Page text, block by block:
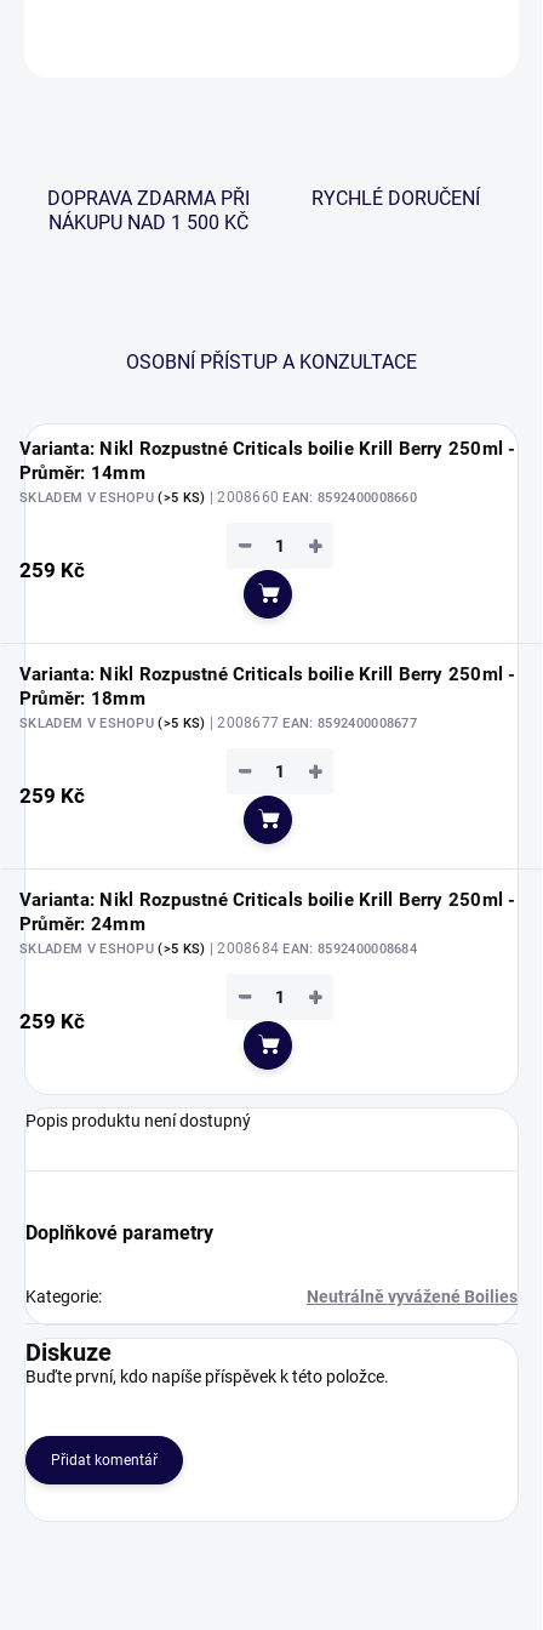
DOPRAVA ZDARMA PŘI
NÁKUPU NAD 1 500 KČ
RYCHLÉ DORUČENÍ
OSOBNÍ PŘÍSTUP A KONZULTACE
Varianta: Nikl Rozpustné Criticals boilie Krill Berry 250ml -
Průměr: 14mm
SKLADEM V ESHOPU(>5 KS) | 2008660EAN: 8592400008660
259 Kč
+
−
Do košíku
Varianta: Nikl Rozpustné Criticals boilie Krill Berry 250ml -
Průměr: 18mm
SKLADEM V ESHOPU(>5 KS) | 2008677EAN: 8592400008677
259 Kč
+
−
Do košíku
Varianta: Nikl Rozpustné Criticals boilie Krill Berry 250ml -
Průměr: 24mm
SKLADEM V ESHOPU(>5 KS) | 2008684EAN: 8592400008684
259 Kč
+
−
Do košíku
Popis produktu není dostupný
Doplňkové parametry
Kategorie: Neutrálně vyvážené Boilies
Diskuze
Buďte první, kdo napíše příspěvek k této položce.
Přidat komentář